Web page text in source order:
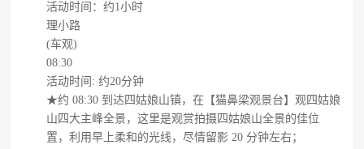
活动时间：约1小时
理小路
(车观)
08:30
活动时间: 约20分钟
★约 08:30 到达四姑娘山镇，在【猫鼻梁观景台】观四姑娘
山四大主峰全景，这里是观赏拍摄四姑娘山全景的佳位
置，利用早上柔和的光线，尽情留影 20 分钟左右；